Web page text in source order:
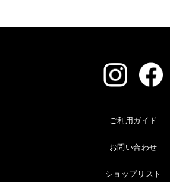
ご利用ガイド
お問い合わせ
ショップリスト